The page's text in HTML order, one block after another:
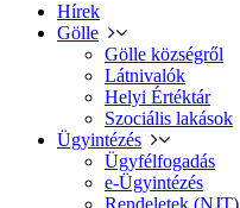
Hírek
Gölle
Gölle községről
Látnivalók
Helyi Értéktár
Szociális lakások
Ügyintézés
Ügyfélfogadás
e-Ügyintézés
Rendeletek (NJT)